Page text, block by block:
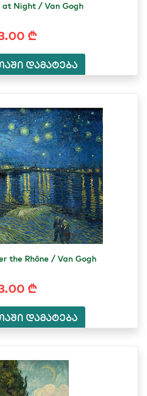
at Night / Van Gogh
₾
დამატება
the Rhône / Van Gogh
₾
დამატება